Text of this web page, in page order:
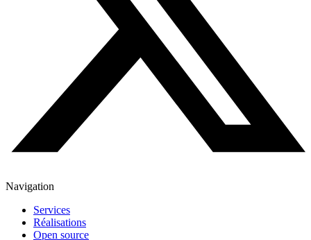
Navigation
Services
Réalisations
Open source